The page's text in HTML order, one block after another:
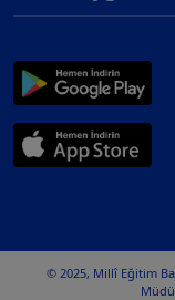
© 2025, Millî Eğitim